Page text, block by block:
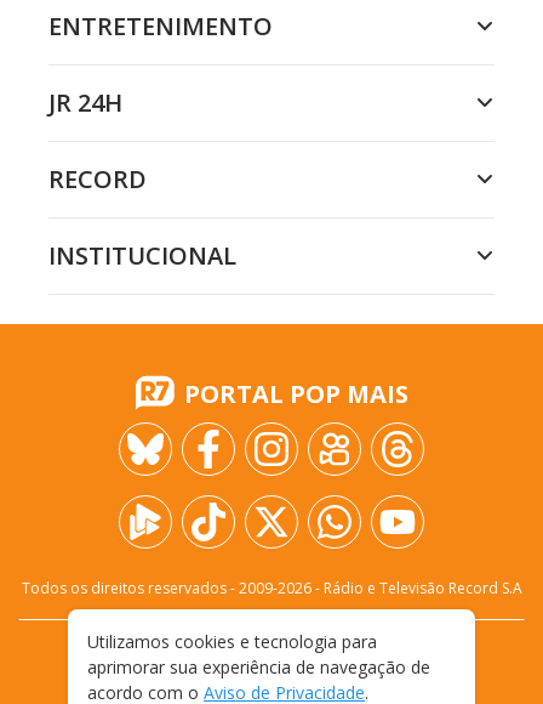
ENTRETENIMENTO
JR 24H
RECORD
INSTITUCIONAL
PORTAL POP MAIS
Todos os direitos reservados - 2009-2026- Rádio e Televisão Record S.A
FALE CONOSCO
PRIVACIDADE
TERMOS E CONDIÇÕES DE USO
Utilizamos cookies e tecnologia para
aprimorar sua experiência de navegação de
acordo com o Aviso de Privacidade.